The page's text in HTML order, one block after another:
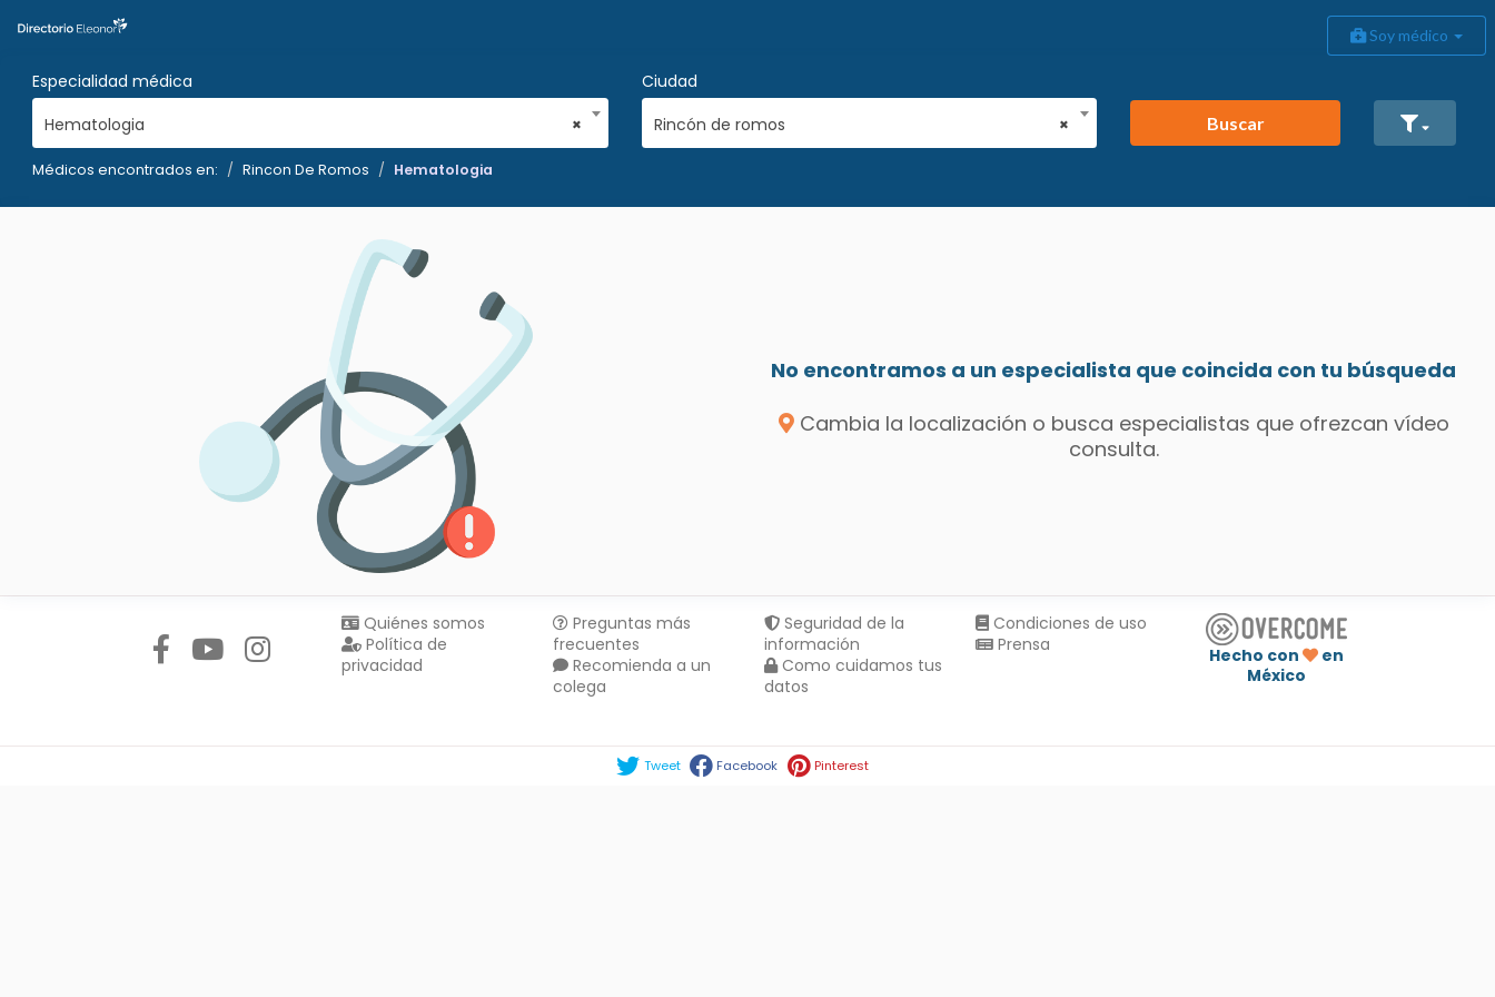
Soy médico
Especialidad médica
×
Hematologia
Ciudad
×
Rincón de romos Buscar
Médicos encontrados en: Rincon De Romos Hematologia
No encontramos a un especialista que coincida con tu búsqueda
Cambia la localización o busca especialistas que ofrezcan vídeo
consulta.
Quiénes somos
Política de
privacidad
Preguntas más
frecuentes
Recomienda a un
colega
Seguridad de la
información
Como cuidamos tus
datos
Condiciones de uso
Prensa
Hecho con
en
México
Tweet Facebook Pinterest